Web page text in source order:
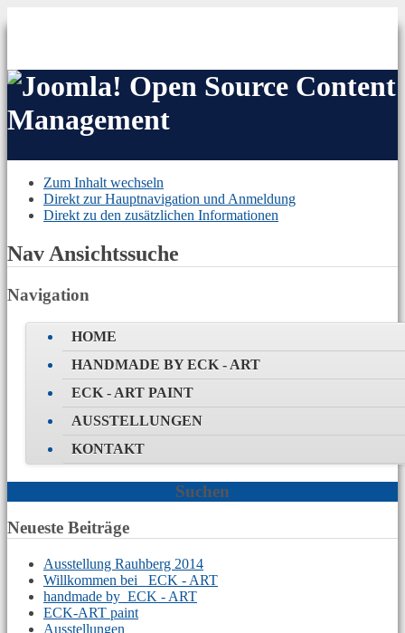
Open Source Content
Management
Zum Inhalt wechseln
Direkt zur Hauptnavigation und Anmeldung
Direkt zu den zusätzlichen Informationen
Nav Ansichtssuche
Navigation
HOME
HANDMADE BY ECK - ART
ECK - ART PAINT
AUSSTELLUNGEN
KONTAKT
Suchen
Neueste Beiträge
Ausstellung Rauhberg 2014
Willkommen bei ECK - ART
handmade by ECK - ART
ECK-ART paint
Ausstellungen